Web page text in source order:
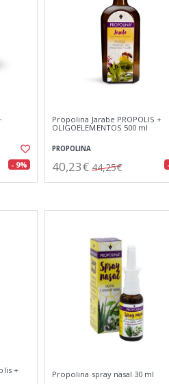
- 9%
Propolina Jarabe PROPOLIS +
OLIGOELEMENTOS 500 ml
PROPOLINA
40,23€ 44,25€
+
Propolina spray nasal 30 ml